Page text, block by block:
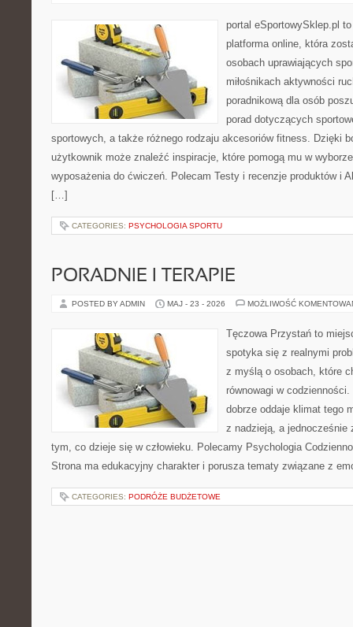
portal eSportowySklep.pl
platforma online, która
osobach uprawiających
miłośnikach aktywności
poradnikową dla osób
porad dotyczących
sportowych, a także różnego rodzaju akcesoriów fitness. Dzięki
użytkownik może znaleźć inspiracje, które pomogą mu w
wyposażenia do ćwiczeń. Polecam Testy i recenzje produktów i
[…]
CATEGORIES: PSYCHOLOGIA SPORTU
PORADNIE I TERAPIE
POSTED BY ADMIN MAJ - 23 - 2026 MOŻLIWOŚĆ
Tęczowa Przystań to
spotyka się z realnymi
z myślą o osobach, które
równowagi w
dobrze oddaje klimat tego
z nadzieją, a jednocześnie
tym, co dzieje się w człowieku. Polecamy Psychologia
Strona ma edukacyjny charakter i porusza tematy związane z
CATEGORIES: PODRÓŻE BUDŻETOWE